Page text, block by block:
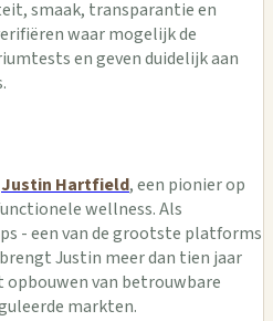
smaak, transparantie en
waar mogelijk de
en geven duidelijk aan
Justin Hartfield, een pionier op
wellness. Als
- een van de grootste platforms
Justin meer dan tien jaar
van betrouwbare
markten.